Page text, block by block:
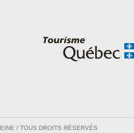
/ TOUS DROITS RÉSERVÉS